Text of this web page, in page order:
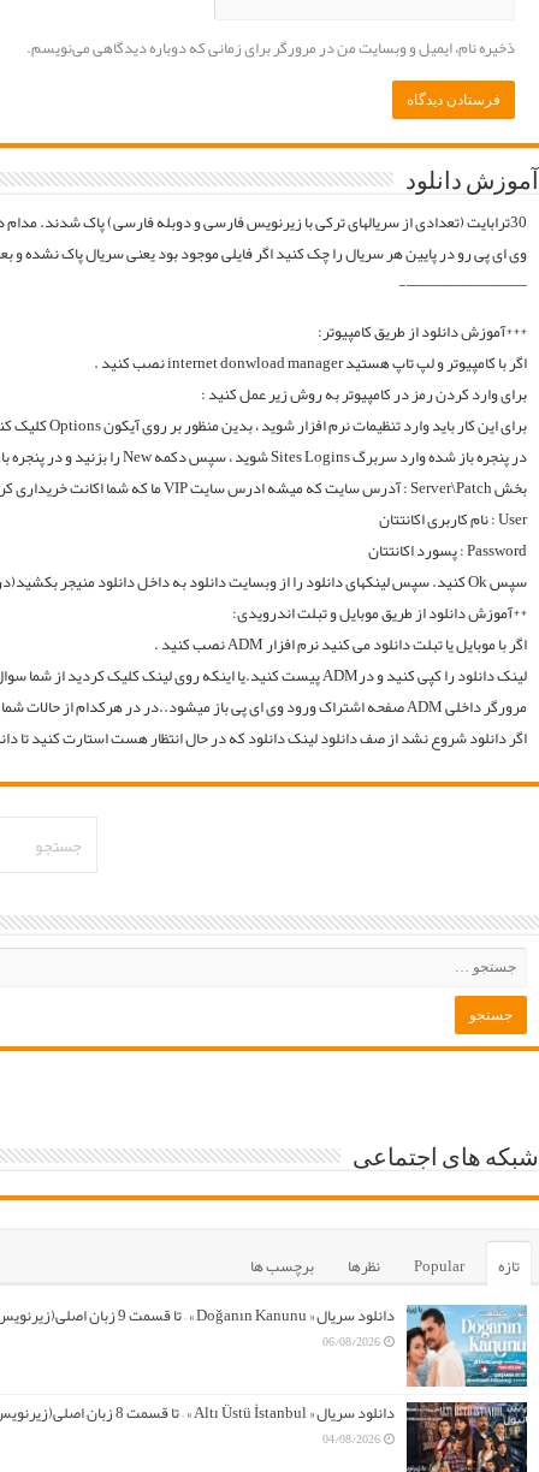
فایلارو گیر آوردیم دوباره آپلود میکنیم. قبل از خرید کردن اول فولدر سریال در سرور
لینک دانلود را کپی کنید و درADM پیست کنید.یا اینکه روی لینک کلیک کردید از شما سوال میکند با چه اپی دانلود شود و شما ADM را انتخاب میکنید.. سپس خود اپ از شما یوزر و پسوورد را سوال میکند یا در